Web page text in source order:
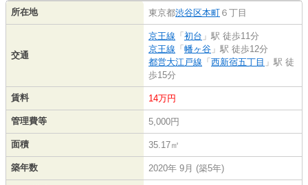
所在地 東京都渋谷区本町 ６丁目
交通
京王線 「 初台 」駅 徒歩11分
京王線 「 幡ヶ谷 」駅 徒歩12分
都営大江戸線 「 西新宿五丁目 」駅 徒
歩15分
賃料 14万円
管理費等 5,000円
面積 35.17㎡
築年数 2020年 9月 (築5年)